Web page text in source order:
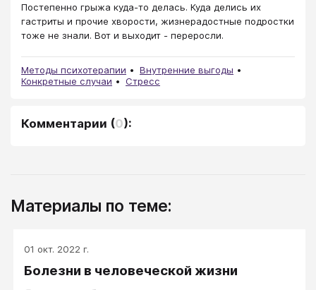
Постепенно грыжа куда-то делась. Куда делись их
гастриты и прочие хворости, жизнерадостные подростки
тоже не знали. Вот и выходит - переросли.
Методы психотерапии
Внутренние выгоды
Конкретные случаи
Стресс
Комментарии (0):
Материалы по теме:
01 окт. 2022 г.
Болезни в человеческой жизни